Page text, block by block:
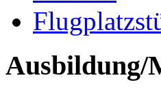
Ausbildung/